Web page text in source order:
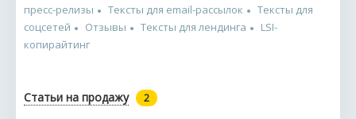
пресс-релизы
Тексты для email-рассылок
Тексты для
соцсетей
Отзывы Тексты для лендинга
LSI-
копирайтинг
Статьи на продажу 2